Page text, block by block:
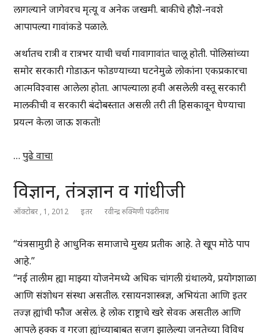
लागल्याने जागेवरच मृत्यू व अनेक जखमी. बाकीचे हौशे-नवशे
आपापल्या गावांकडे पळाले.
अर्थातच रात्री व रात्रभर याची चर्चा गावागावांत चालू होती. पोलिसांच्या
समोर सरकारी गोडाऊन फोडण्याच्या घटनेमुळे लोकांना एकप्रकारचा
आत्मविश्वास आलेला होता. आपल्याला हवी असलेली वस्तू सरकारी
मालकीची व सरकारी बंदोबस्तात असली तरी ती हिसकावून घेण्याचा
प्रयत्न केला जाऊ शकतो!
…पुढे वाचा
विज्ञान, तंत्रज्ञान व गांधीजी
ऑक्टोबर , 1, 2012 इतर रवीन्द्र रुक्मिणी पंढरीनाथ
“यंत्रसामुग्री हे आधुनिक समाजाचे मुख्य प्रतीक आहे. ते खूप मोठे पाप
आहे.”
“नई तालीम ह्या माझ्या योजनेमध्ये अधिक चांगली ग्रंथालये, प्रयोगशाळा
आणि संशोधन संस्था असतील. रसायनशास्त्रज्ञ, अभियंता आणि इतर
तज्ज्ञ ह्यांची फौज असेल. हे लोक राष्ट्राचे खरे सेवक असतील आणि
आपले हक्क व गरजा ह्यांच्याबाबत सजग झालेल्या जनतेच्या विविध